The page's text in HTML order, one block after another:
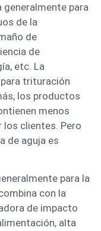
generalmente para
de la
de
de
etc. La
trituración
los productos
menos
los clientes. Pero
de aguja es
para la
con la
de impacto
alta